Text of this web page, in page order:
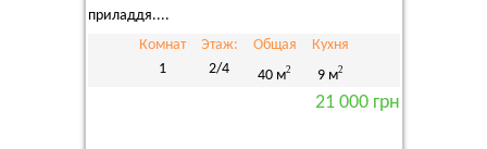
приладдя....
Комнат
1
Этаж:
2/4
Общая
40 м2
Кухня
9 м2
21 000 грн